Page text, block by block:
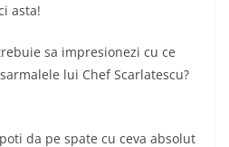
asta!
sa impresionezi cu ce
lui Chef Scarlatescu?
da pe spate cu ceva absolut